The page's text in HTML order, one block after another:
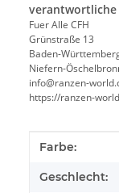
verantwortliche
Fuer Alle CFH
Grünstraße 13
Baden-
Niefern-
info@ranzen-
https://ranzen-
Wert
Farbe:
Geschlecht: